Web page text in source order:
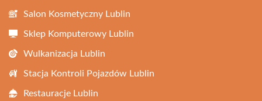
Salon Kosmetyczny Lublin
Sklep Komputerowy Lublin
Wulkanizacja Lublin
Stacja Kontroli Pojazdów Lublin
Restauracje Lublin